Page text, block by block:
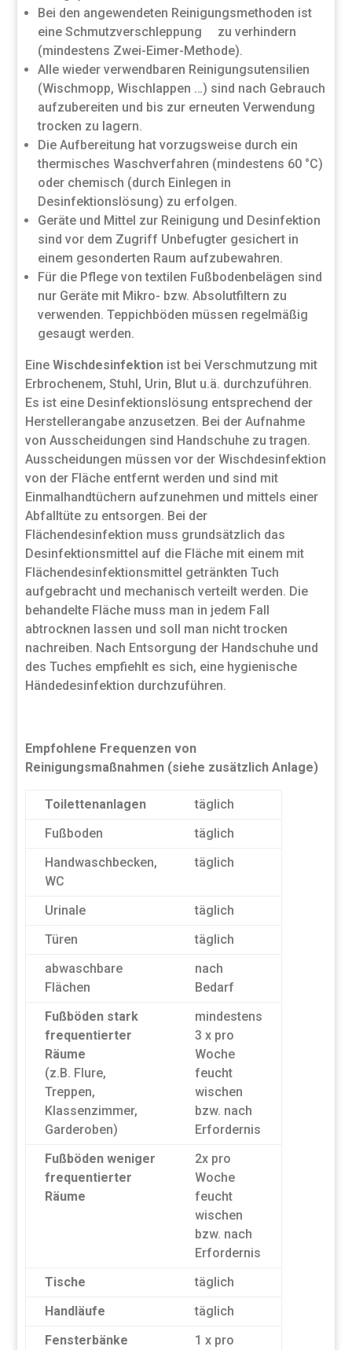
Bei den angewendeten Reinigungsmethoden ist
eine Schmutzverschleppung zu verhindern
(mindestens Zwei-Eimer-Methode).
Alle wieder verwendbaren Reinigungsutensilien
(Wischmopp, Wischlappen …) sind nach Gebrauch
aufzubereiten und bis zur erneuten Verwendung
trocken zu lagern.
Die Aufbereitung hat vorzugsweise durch ein
thermisches Waschverfahren (mindestens 60 °C)
oder chemisch (durch Einlegen in
Desinfektionslösung) zu erfolgen.
Geräte und Mittel zur Reinigung und Desinfektion
sind vor dem Zugriff Unbefugter gesichert in
einem gesonderten Raum aufzubewahren.
Für die Pflege von textilen Fußbodenbelägen sind
nur Geräte mit Mikro- bzw. Absolutfiltern zu
verwenden. Teppichböden müssen regelmäßig
gesaugt werden.
EineWischdesinfektion ist bei Verschmutzung mit
Erbrochenem, Stuhl, Urin, Blut u.ä. durchzuführen.
Es ist eine Desinfektionslösung entsprechend der
Herstellerangabe anzusetzen. Bei der Aufnahme
von Ausscheidungen sind Handschuhe zu tragen.
Ausscheidungen müssen vor der Wischdesinfektion
von der Fläche entfernt werden und sind mit
Einmalhandtüchern aufzunehmen und mittels einer
Abfalltüte zu entsorgen. Bei der
Flächendesinfektion muss grundsätzlich das
Desinfektionsmittel auf die Fläche mit einem mit
Flächendesinfektionsmittel getränkten Tuch
aufgebracht und mechanisch verteilt werden. Die
behandelte Fläche muss man in jedem Fall
abtrocknen lassen und soll man nicht trocken
nachreiben. Nach Entsorgung der Handschuhe und
des Tuches empfiehlt es sich, eine hygienische
Händedesinfektion durchzuführen.
Empfohlene Frequenzen von
Reinigungsmaßnahmen (siehe zusätzlich Anlage)
Toilettenanlagen
täglich
Fußboden
täglich
Handwaschbecken,
WC
täglich
Urinale
täglich
Türen
täglich
abwaschbare
Flächen
nach
Bedarf
Fußböden stark
frequentierter
Räume
(z.B. Flure,
Treppen,
Klassenzimmer,
Garderoben)
mindestens
3 x pro
Woche
feucht
wischen
bzw. nach
Erfordernis
Fußböden weniger
frequentierter
Räume
2x pro
Woche
feucht
wischen
bzw. nach
Erfordernis
Tische
täglich
Handläufe
täglich
Fensterbänke
1 x pro